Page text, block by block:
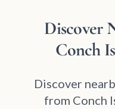
Discover
Conch
Discover
from Conch